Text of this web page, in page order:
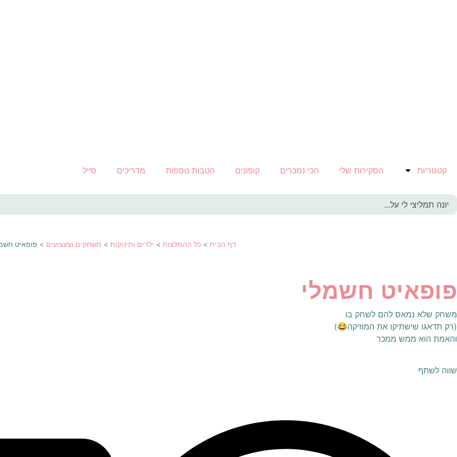
קטגוריות הסקירות שלי הכי נמכרים קופונים הטבות נוספות מדריכים סייל
דף הבית > כל ההמלצות > ילדים ותינוקות > משחקים וצעצועים > פופאיט
פופאיט חשמלי
משחק שלא נמאס להם לשחק בו
(רק תדאגו שישתיקו את המוזיקה😂)
והאמת הוא ממש ממכר
שווה לשתף